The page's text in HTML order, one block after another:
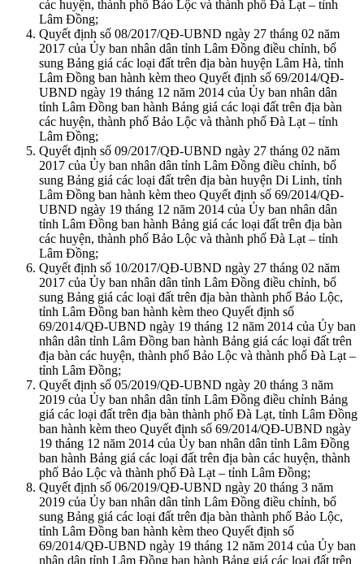
các huyện, thành phố Bảo Lộc và thành phố Đà Lạt – tỉnh
Lâm Đồng;
Quyết định số 08/2017/QĐ-UBND ngày 27 tháng 02 năm
2017 của Ủy ban nhân dân tỉnh Lâm Đồng điều chỉnh, bổ
sung Bảng giá các loại đất trên địa bàn huyện Lâm Hà, tỉnh
Lâm Đồng ban hành kèm theo Quyết định số 69/2014/QĐ-
UBND ngày 19 tháng 12 năm 2014 của Ủy ban nhân dân
tỉnh Lâm Đồng ban hành Bảng giá các loại đất trên địa bàn
các huyện, thành phố Bảo Lộc và thành phố Đà Lạt – tỉnh
Lâm Đồng;
Quyết định số 09/2017/QĐ-UBND ngày 27 tháng 02 năm
2017 của Ủy ban nhân dân tỉnh Lâm Đồng điều chỉnh, bổ
sung Bảng giá các loại đất trên địa bàn huyện Di Linh, tỉnh
Lâm Đồng ban hành kèm theo Quyết định số 69/2014/QĐ-
UBND ngày 19 tháng 12 năm 2014 của Ủy ban nhân dân
tỉnh Lâm Đồng ban hành Bảng giá các loại đất trên địa bàn
các huyện, thành phố Bảo Lộc và thành phố Đà Lạt – tỉnh
Lâm Đồng;
Quyết định số 10/2017/QĐ-UBND ngày 27 tháng 02 năm
2017 của Ủy ban nhân dân tỉnh Lâm Đồng điều chỉnh, bổ
sung Bảng giá các loại đất trên địa bàn thành phố Bảo Lộc,
tỉnh Lâm Đồng ban hành kèm theo Quyết định số
69/2014/QĐ-UBND ngày 19 tháng 12 năm 2014 của Ủy ban
nhân dân tỉnh Lâm Đồng ban hành Bảng giá các loại đất trên
địa bàn các huyện, thành phố Bảo Lộc và thành phố Đà Lạt –
tỉnh Lâm Đồng;
Quyết định số 05/2019/QĐ-UBND ngày 20 tháng 3 năm
2019 của Ủy ban nhân dân tỉnh Lâm Đồng điều chỉnh Bảng
giá các loại đất trên địa bàn thành phố Đà Lạt, tỉnh Lâm Đồng
ban hành kèm theo Quyết định số 69/2014/QĐ-UBND ngày
19 tháng 12 năm 2014 của Ủy ban nhân dân tỉnh Lâm Đồng
ban hành Bảng giá các loại đất trên địa bàn các huyện, thành
phố Bảo Lộc và thành phố Đà Lạt – tỉnh Lâm Đồng;
Quyết định số 06/2019/QĐ-UBND ngày 20 tháng 3 năm
2019 của Ủy ban nhân dân tỉnh Lâm Đồng điều chỉnh, bổ
sung Bảng giá các loại đất trên địa bàn thành phố Bảo Lộc,
tỉnh Lâm Đồng ban hành kèm theo Quyết định số
69/2014/QĐ-UBND ngày 19 tháng 12 năm 2014 của Ủy ban
nhân dân tỉnh Lâm Đồng ban hành Bảng giá các loại đất trên